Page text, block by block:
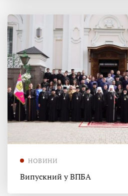
НОВИНИ
Випускний у ВПБА